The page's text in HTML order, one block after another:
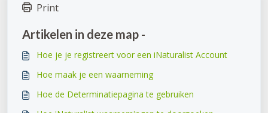
Print
Artikelen in deze map -
Hoe je je registreert voor een iNaturalist Account
Hoe maak je een waarneming
Hoe de Determinatiepagina te gebruiken